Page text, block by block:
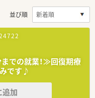
並び順
での就業！≫回復期療
です♪
追加